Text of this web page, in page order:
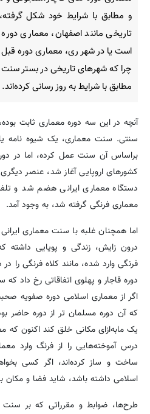
و مطابق با شرایط خود شکل
تاریخی مانند اصفهان، معماری
است یا در شهر ری، معماری دوره قبل
چرا که شهرهای تاریخی در بستر
مطابق با شرایط به روز رسانی کرده‌اند.
آنچه در این سه دوره معماری ثابت
سنتی. سنت معماری، یک شیوه نامه یا
براساس آن سنت عمل کرده، اما در
کشورهای اروپایی آغاز شد، عنصر
دستگاه معماری ایرانی هضم شد و
معماری فرنگی گرفته شد، به وجود آمد.
اما همچنان غلبه با سنت معماری
درون زایش، زندگی و پویایی داشته
فرنگی وارد شده، مانند کلاه فرنگی را
دوره قاجار و پهلوی اتفاقاتی رخ داد
اگر از معماری اسلامی دوره صفویه
که آن دوره مسلمان تر از دوره حاضر
یک مابه‌ازای مکانی خلق کند اکنون که
درس آموخته‌هایی را از فرنگ وارد
ساخت و ساز کرده‌اند، اگر کسی
اسلامی داشته باشد، شاید فضا و مکان
طرح‌ها، ضوابط و مقرراتی که بر